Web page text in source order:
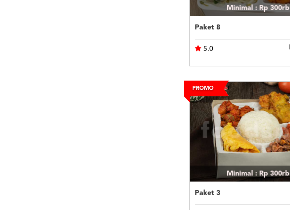
Minimal : Rp 300rb
Paket 8
5.0
Minimal : Rp 300rb
Paket 3